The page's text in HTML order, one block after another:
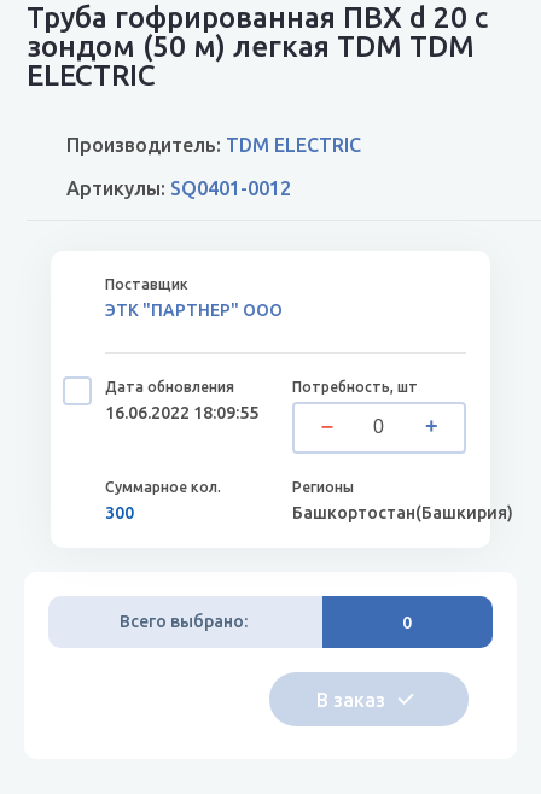
Труба гофрированная ПВХ d 20 с
зондом (50 м) легкая TDM TDM
ELECTRIC
Производитель: TDM ELECTRIC
Артикулы: SQ0401-0012
ЭТК "ПАРТНЕР" ООО
16.06.2022 18:09:55
300 Башкортостан(Башкирия)
Всего выбрано: 0